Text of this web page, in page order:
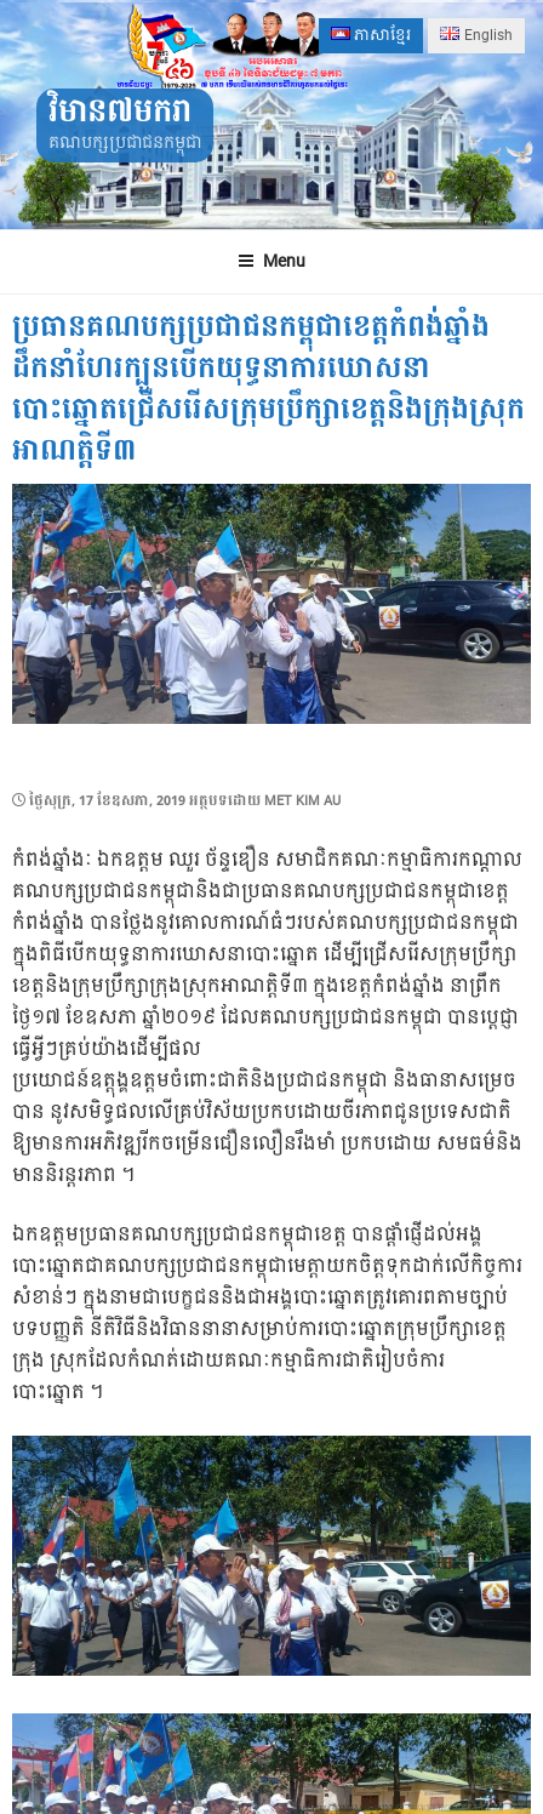
Skip
to
content
ភាសាខ្មែរ English
វិមាន៧មករា
គណបក្សប្រជាជនកម្ពុជា
Menu
ប្រធានគណបក្សប្រជាជនកម្ពុជាខេត្តកំពង់ឆ្នាំង
ដឹកនាំហែរក្បួនបើកយុទ្ធនាការឃោសនា
បោះឆ្នោតជ្រើសរើសក្រុមប្រឹក្សាខេត្តនិងក្រុងស្រុក
អាណត្តិទី៣
POSTED
ថ្ងៃ​សុក្រ, 17 ខែ​ឧសភា, 2019អត្ថបទដោយ MET KIM AU
កំពង់ឆ្នាំងៈ ឯកឧត្តម ឈួរ ច័ន្ទឌឿន សមាជិកគណៈកម្មាធិការកណ្តាល
គណបក្សប្រជាជនកម្ពុជានិងជាប្រធានគណបក្សប្រជាជនកម្ពុជាខេត្ត
កំពង់ឆ្នាំង បានថ្លែងនូវគោលការណ៍ធំៗរបស់គណបក្សប្រជាជនកម្ពុជា
ក្នុងពិធីបើកយុទ្ធនាការឃោសនាបោះឆ្នោត ដើម្បីជ្រើសរើសក្រុមប្រឹក្សា
ខេត្តនិងក្រុមប្រឹក្សាក្រុងស្រុកអាណត្តិទី៣ ក្នុងខេត្តកំពង់ឆ្នាំង នាព្រឹក
ថ្ងៃ១៧ ខែឧសភា ឆ្នាំ២០១៩ ដែលគណបក្សប្រជាជនកម្ពុជា បានប្តេជ្ញា
ធ្វើអ្វីៗគ្រប់យ៉ាងដើម្បីផល
ប្រយោជន៍ឧត្តុង្គឧត្តមចំពោះជាតិនិងប្រជាជនកម្ពុជា និងធានាសម្រេច
បាន នូវសមិទ្ធផលលើគ្រប់វិស័យប្រកបដោយចីរភាពជូនប្រទេសជាតិ
ឱ្យមានការអភិវឌ្ឍរីកចម្រើនជឿនលឿនរឹងមាំ ប្រកបដោយ សមធម៌និង
មាននិរន្តរភាព ។
ឯកឧត្តមប្រធានគណបក្សប្រជាជនកម្ពុជាខេត្ត បានផ្តាំផ្ញើដល់អង្គ
បោះឆ្នោតជាគណបក្សប្រជាជនកម្ពុជាមេត្តាយកចិត្តទុកដាក់លើកិច្ចការ
សំខាន់ៗ ក្នុងនាមជាបេក្ខជននិងជាអង្គបោះឆ្នោតត្រូវគោរពតាមច្បាប់
បទបញ្ញតិ នីតិវិធីនិងវិធាននានាសម្រាប់ការបោះឆ្នោតក្រុមប្រឹក្សាខេត្ត
ក្រុង ស្រុកដែលកំណត់ដោយគណៈកម្មាធិការជាតិរៀបចំការ
បោះឆ្នោត ។